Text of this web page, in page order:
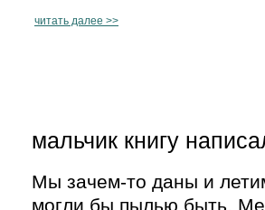
читать далее >>
мальчик книгу
Мы зачем-то даны и
могли бы пылью быть.